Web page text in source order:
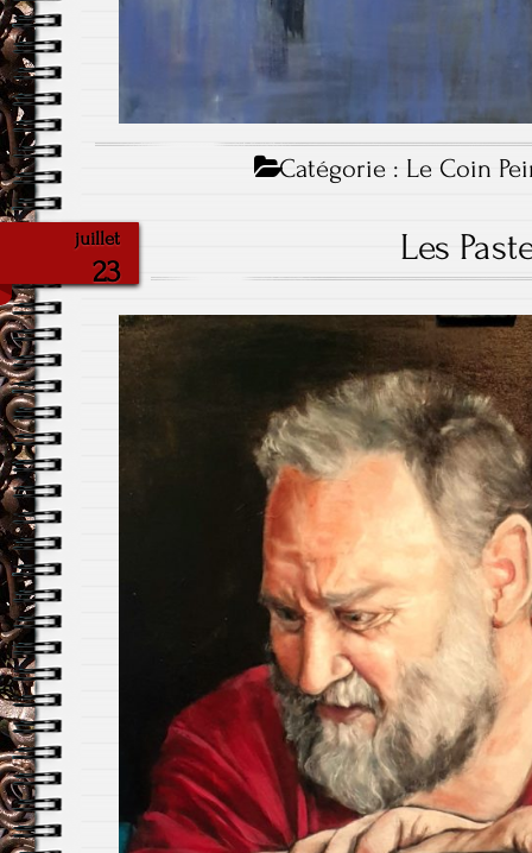
Catégorie : Le Coin
juillet
23
Les